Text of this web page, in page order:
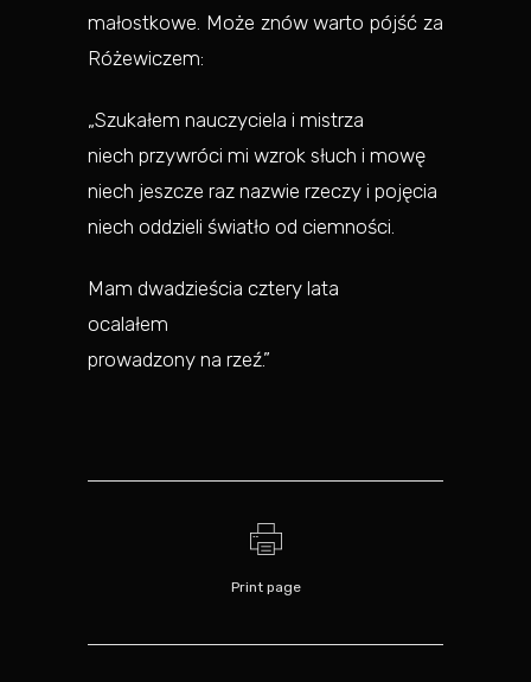
małostkowe. Może znów warto pójść za
Różewiczem:
„Szukałem nauczyciela i mistrza
niech przywróci mi wzrok słuch i mowę
niech jeszcze raz nazwie rzeczy i pojęcia
niech oddzieli światło od ciemności.
Mam dwadzieścia cztery lata
ocalałem
prowadzony na rzeź.”
Print page